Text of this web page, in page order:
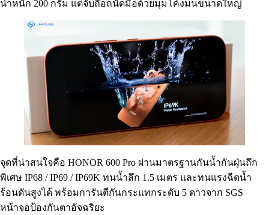
น้ำหนัก 200 กรัม แต่จับถือถนัดมือด้วยมุมโค้งมนขนาดใหญ่
จุดที่น่าสนใจคือ HONOR 600 Pro ผ่านมาตรฐานกันน้ำกันฝุ่นถึก
พิเศษ IP68 / IP69 / IP69K ทนน้ำลึก 1.5 เมตร และทนแรงฉีดน้ำ
ร้อนดันสูงได้ พร้อมการันตีกันกระแทกระดับ 5 ดาวจาก SGS
หน้าจอป้องกันตาอัจฉริยะ